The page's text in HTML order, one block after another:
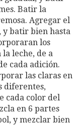
Batir la
Agregar el
y batir bien hasta
los
leche, de a
cada adición.
las claras en
diferentes,
cada color del
en 6 partes
y mezclar bien